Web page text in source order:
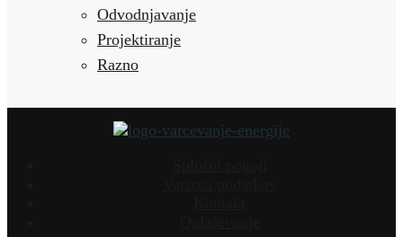
Odvodnjavanje
Projektiranje
Razno